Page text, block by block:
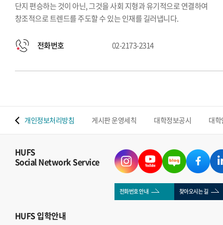
단지 편승하는 것이 아닌, 그것을 사회 지형과 유기적으로 연결하여
창조적으로 트렌드를 주도할 수 있는 인재를 길러냅니다.
전화번호 02-2173-2314
개인정보처리방침 게시판 운영세칙 대학정보공시 대
HUFS
Social Network Service
전화번호 안내 찾아오시는 길
HUFS입학안내